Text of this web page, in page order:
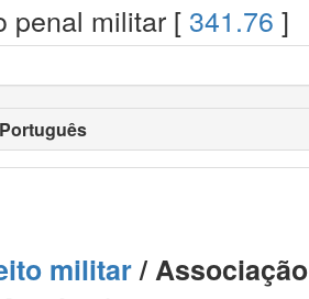
penal militar [ 341.76 ]
militar/